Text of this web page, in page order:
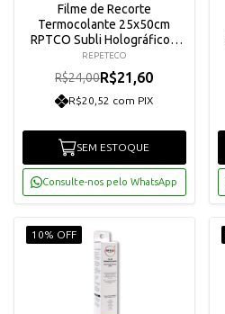
Filme de Recorte
Termocolante 25x50cm
RPTCO Subli Holográfico -
Acqua Confete
REPETECO
R$24,00R$21,60
R$20,52 com PIX
SEM ESTOQUE
Consulte-nos pelo WhatsApp
10% OFF